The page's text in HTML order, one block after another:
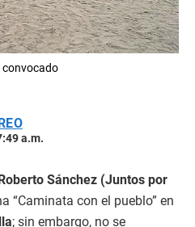
convocado
a.m.
Sánchez (Juntos por
“Caminata con el pueblo” en
; sin embargo, no se